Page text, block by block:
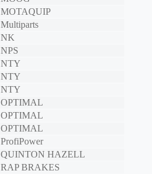
MOTAQUIP
Multiparts
NK
NPS
NTY
NTY
NTY
OPTIMAL
OPTIMAL
OPTIMAL
ProfiPower
QUINTON HAZELL
RAP BRAKES